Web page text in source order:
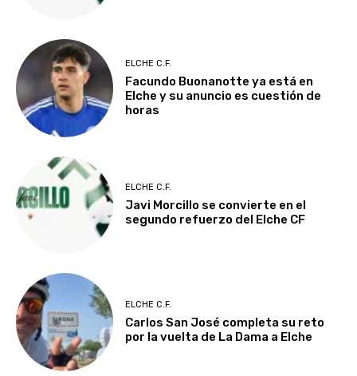
ELCHE C.F.
Facundo Buonanotte ya está en
Elche y su anuncio es cuestión de
horas
ELCHE C.F.
Javi Morcillo se convierte en el
segundo refuerzo del Elche CF
ELCHE C.F.
Carlos San José completa su reto
por la vuelta de La Dama a Elche